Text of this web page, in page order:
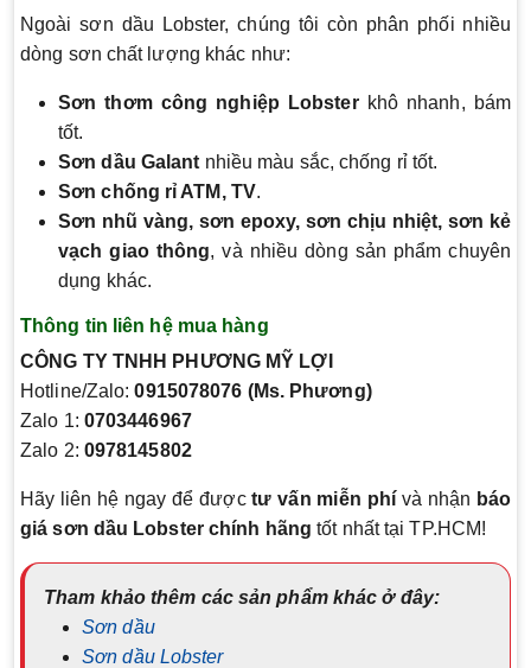
Ngoài sơn dầu Lobster, chúng tôi còn phân phối nhiều
dòng sơn chất lượng khác như:
Sơn thơm công nghiệp Lobsterkhô nhanh, bám
tốt.
Sơn dầu Galant nhiều màu sắc, chống rỉ tốt.
Sơn chống rỉ ATM, TV.
Sơn nhũ vàng, sơn epoxy, sơn chịu nhiệt, sơn kẻ
vạch giao thông, và nhiều dòng sản phẩm chuyên
dụng khác.
Thông tin liên hệ mua hàng
CÔNG TY TNHH PHƯƠNG MỸ LỢI
Hotline/Zalo:0915078076 (Ms. Phương)
Zalo 1: 0703446967
Zalo 2: 0978145802
Hãy liên hệ ngay để đượctư vấn miễn phívà nhận báo
giá sơn dầu Lobster chính hãng tốt nhất tại TP.HCM!
Tham khảo thêm các sản phẩm khác ở đây:
Sơn dầu
Sơn dầu Lobster